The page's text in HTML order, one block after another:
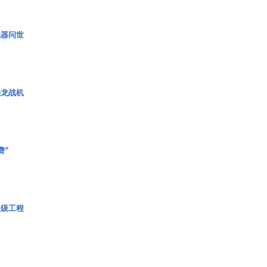
问世
战机
”
工程